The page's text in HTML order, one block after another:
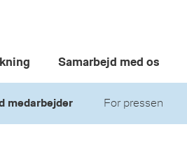
Samarbejd med os
medarbejder For pressen